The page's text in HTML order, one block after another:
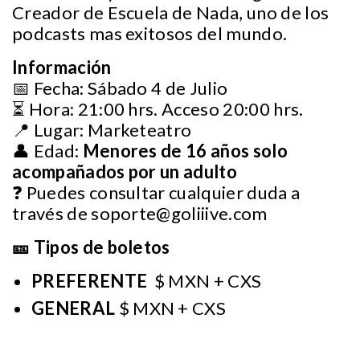
Creador de Escuela de Nada, uno de los
podcasts mas exitosos del mundo.
Información
📅 Fecha: Sábado 4 de Julio
⏳ Hora: 21:00 hrs. Acceso 20:00 hrs.
📍 Lugar: Marketeatro
👤 Edad: Menores de 16 años solo
acompañados por un adulto
❓ Puedes consultar cualquier duda a
través desoporte@goliiive.com
🎫 Tipos de boletos
PREFERENTE $ MXN + CXS
GENERAL $ MXN + CXS